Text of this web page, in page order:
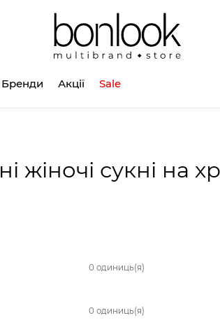
Бренди Акції Sale
жіночі сукні на
0 одиниць(я)
0 одиниць(я)